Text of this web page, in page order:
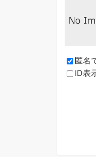
匿名
ID表